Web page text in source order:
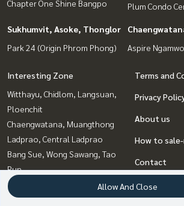
Chapter One Shine Bangpo
Plum Condo
Sukhumvit, Asoke, Thonglor
Park 24 (Origin Phrom Phong)
Aspire
Interesting Zone
Witthayu, Chidlom, Langsuan,
Ploenchit
Chaengwatana, Muangthong
Ladprao, Central Ladprao
Bang Sue, Wong Sawang, Tao
Pun
Rattanathibet, Sanambinna
Sukhumvit, Asoke, Thonglor
Terms and
Privacy
About us
How to
Contact
Allow And Close